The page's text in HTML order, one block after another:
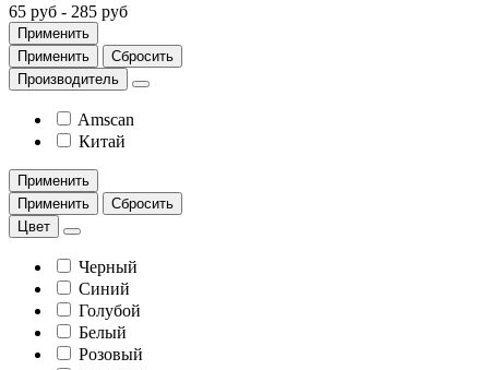
65 руб - 285 руб
Применить
Применить
Сбросить
Производитель
Amscan
Китай
Применить
Применить
Сбросить
Цвет
Черный
Синий
Голубой
Белый
Розовый